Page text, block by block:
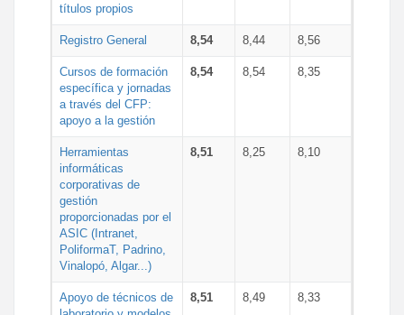
títulos propios
Registro General 8,54 8,44 8,56
Cursos de formación
específica y jornadas
a través del CFP:
apoyo a la gestión
8,54 8,54 8,35
Herramientas
informáticas
corporativas de
gestión
proporcionadas por el
ASIC (Intranet,
PoliformaT, Padrino,
Vinalopó, Algar...)
8,51 8,25 8,10
Apoyo de técnicos de
8,51 8,49 8,33